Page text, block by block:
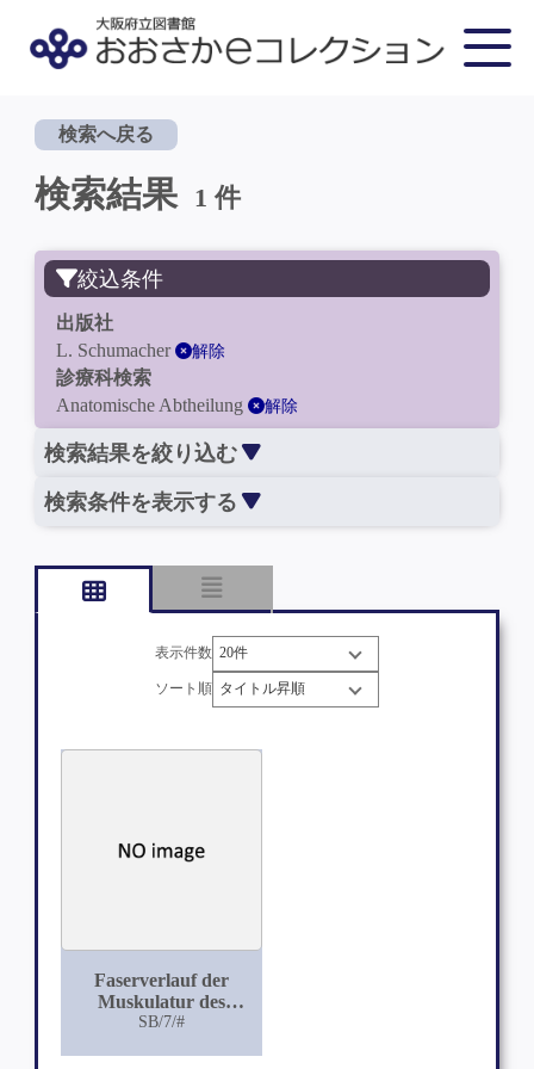
検索へ戻る
検索結果 1 件
絞込条件
出版社
L. Schumacher
解除
診療科検索
Anatomische Abtheilung
解除
検索結果を絞り込む
検索条件を表示する
表示件数
ソート順
Faserverlauf der
Muskulatur des
Magens von Pferd,
SB/7/#